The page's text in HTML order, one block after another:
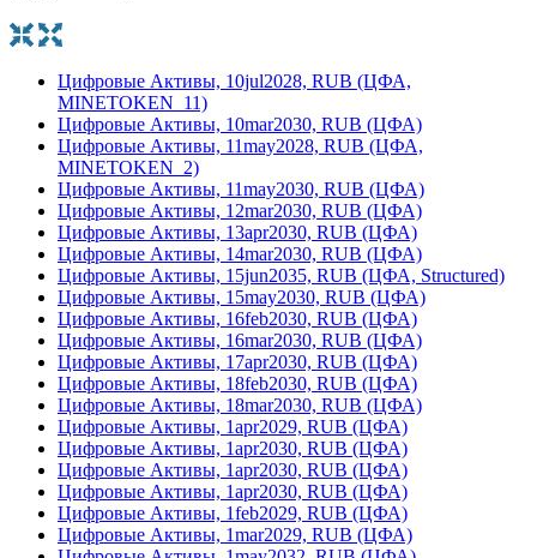
Цифровые Активы, 10jul2028, RUB (ЦФА,
MINETOKEN_11)
Цифровые Активы, 10mar2030, RUB (ЦФА)
Цифровые Активы, 11may2028, RUB (ЦФА,
MINETOKEN_2)
Цифровые Активы, 11may2030, RUB (ЦФА)
Цифровые Активы, 12mar2030, RUB (ЦФА)
Цифровые Активы, 13apr2030, RUB (ЦФА)
Цифровые Активы, 14mar2030, RUB (ЦФА)
Цифровые Активы, 15jun2035, RUB (ЦФА, Structured)
Цифровые Активы, 15may2030, RUB (ЦФА)
Цифровые Активы, 16feb2030, RUB (ЦФА)
Цифровые Активы, 16mar2030, RUB (ЦФА)
Цифровые Активы, 17apr2030, RUB (ЦФА)
Цифровые Активы, 18feb2030, RUB (ЦФА)
Цифровые Активы, 18mar2030, RUB (ЦФА)
Цифровые Активы, 1apr2029, RUB (ЦФА)
Цифровые Активы, 1apr2030, RUB (ЦФА)
Цифровые Активы, 1apr2030, RUB (ЦФА)
Цифровые Активы, 1apr2030, RUB (ЦФА)
Цифровые Активы, 1feb2029, RUB (ЦФА)
Цифровые Активы, 1mar2029, RUB (ЦФА)